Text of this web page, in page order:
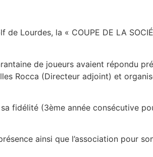
Lourdes, la « COUPE DE LA
de joueurs avaient répondu
Rocca (Directeur adjoint) et
fidélité (3ème année consécutive
ainsi que l’association pour